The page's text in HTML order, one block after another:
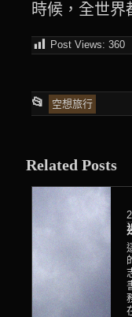
時候，全世界
Post Views: 360
📂
This
posted
in
空想旅行
Related Posts